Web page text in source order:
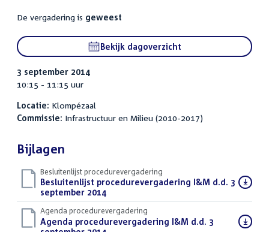
De vergadering is geweest
Bekijk dagoverzicht
3 september 2014
10:15 - 11:15 uur
Locatie: Klompézaal
Commissie: Infrastructuur en Milieu (2010-2017)
Bijlagen
Besluitenlijst procedurevergadering
Download
bestand:
Besluitenlijst procedurevergadering I&M d.d. 3
september 2014(PDF)
Agenda procedurevergadering
Download
Agenda procedurevergadering I&M d.d. 3